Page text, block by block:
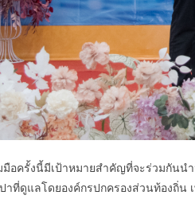
มือครั้งนี้มีเป้าหมายสำคัญที่จะร่วมกัน
าที่ดูแลโดยองค์กรปกครองส่วนท้องถิ่